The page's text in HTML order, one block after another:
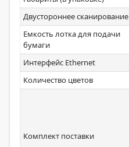
Двустороннее сканирование
Емкость лотка для подачи
бумаги
Интерфейс Ethernet
Количество цветов
Комплект поставки